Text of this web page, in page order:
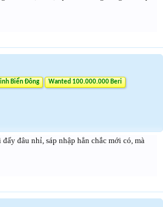
Biển Đông Wanted 100.000.000 Beri
đâu nhỉ, sáp nhập hẳn chắc mới có, mà